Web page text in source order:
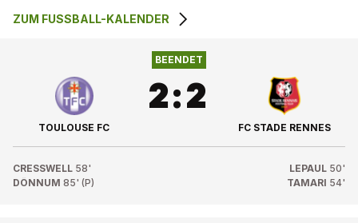
2 :2
ZUM FUSSBALL-KALENDER
TOULOUSE FC
BEENDET
2:2
FC STADE RENNES
CRESSWELL 58'
DÖNNUM 85' (P)
LEPAUL 50'
TAMARI 54'